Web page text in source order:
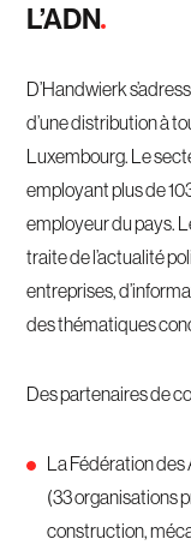
L’ADN
D’Handwierk
d’une distribution à
Luxembourg. Le
employant plus de
employeur du pays.
traite de l’actualité
entreprises,
des thématiques
Des partenaires de
La Fédération des
(33 organisations
construction,